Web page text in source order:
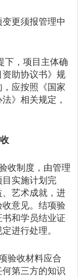
更须报管理中
下，项目主体确
助协议书》规
应按照《国家
》相关规定，
收制度，由管理
实施计划完
艺术成就，进
意见。结项验
和学员结业证
进行处理。
验收材料应合
第三方的知识